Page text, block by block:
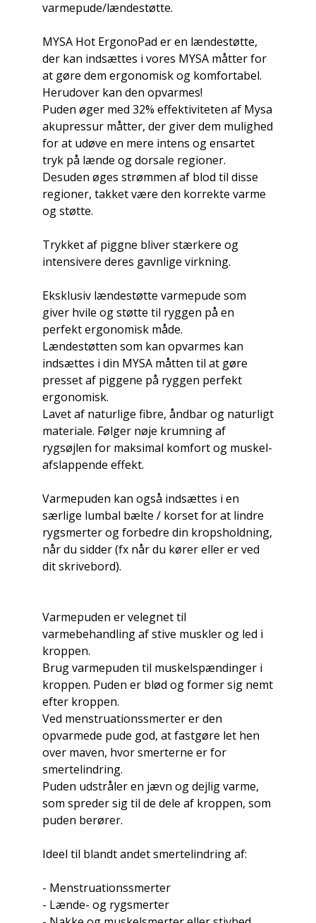
varmepude/lændestøtte.
MYSA Hot ErgonoPad er en lændestøtte,
der kan indsættes i vores MYSA måtter for
at gøre dem ergonomisk og komfortabel.
Herudover kan den opvarmes!
Puden øger med 32% effektiviteten af ​​Mysa
akupressur måtter, der giver dem mulighed
for at udøve en mere intens og ensartet
tryk på lænde og dorsale regioner.
Desuden øges strømmen af ​​blod til disse
regioner, takket være den korrekte varme
og støtte.
Trykket af piggne bliver stærkere og
intensivere deres gavnlige virkning.
Eksklusiv lændestøtte varmepude som
giver hvile og støtte til ryggen på en
perfekt ergonomisk måde.
Lændestøtten som kan opvarmes kan
indsættes i din MYSA måtten til at gøre
presset af piggene på ryggen perfekt
ergonomisk.
Lavet af naturlige fibre, åndbar og naturligt
materiale. Følger nøje krumning af
rygsøjlen for maksimal komfort og muskel-
afslappende effekt.
Varmepuden kan også indsættes i en
særlige lumbal bælte / korset for at lindre
rygsmerter og forbedre din kropsholdning,
når du sidder (fx når du kører eller er ved
dit skrivebord).
Varmepuden er velegnet til
varmebehandling af stive muskler og led i
kroppen.
Brug varmepuden til muskelspændinger i
kroppen. Puden er blød og former sig nemt
efter kroppen.
Ved menstruationssmerter er den
opvarmede pude god, at fastgøre let hen
over maven, hvor smerterne er for
smertelindring.
Puden udstråler en jævn og dejlig varme,
som spreder sig til de dele af kroppen, som
puden berører.
Ideel til blandt andet smertelindring af:
- Menstruationssmerter
- Lænde- og rygsmerter